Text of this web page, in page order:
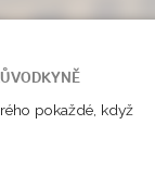
pokaždé, když